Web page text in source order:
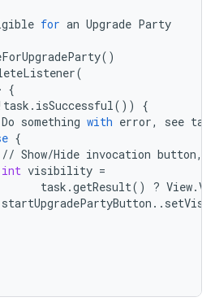
for an Upgrade Party
()
(
{
task . isSuccessful())
{
Do something with error, see
{
// Show/Hide invocation button,
int visibility =
task .getResult() ? View.
startUpgradePartyButton ..